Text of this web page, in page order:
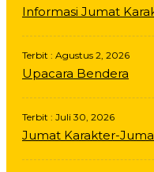
Informasi Jumat
Terbit : Agustus 2, 2026
Upacara Bendera
Terbit : Juli 30, 2026
Jumat Karakter-